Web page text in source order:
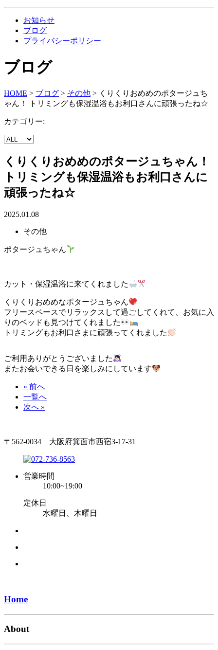
お知らせ
ブログ
プライバシーポリシー
ブログ
HOME > ブログ > その他 > くりくりおめめのポタージュち
ゃん！ トリミングも保湿温浴もお利口さんに頑張ったね☆
カテゴリー:
くりくりおめめのポタージュちゃん！
トリミングも保湿温浴もお利口さんに
頑張ったね☆
2025.01.08
その他
ポタージュちゃん
カット・保湿温浴に来てくれました
くりくりおめめなポタージュちゃん
フリースペースでリラックスして過ごしてくれて、お気に入
りのベッドも見つけてくれました
トリミングもお利口さまに頑張ってくれました
ご利用ありがとうございました
またお会いできる日を楽しみにしています
« 前へ
一覧へ
次へ »
〒562-0034 大阪府箕面市西宿3-17-31
営業時間
10:00~19:00
定休日
水曜日、木曜日
Home
About